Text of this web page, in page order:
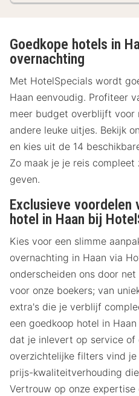
Goedkope hotels in
overnachting
Met HotelSpecials wordt
Haan eenvoudig. Profiteer
meer budget overblijft voor
andere leuke uitjes. Bekijk
en kies uit de 14
Zo maak je je reis
geven.
Exclusieve voordelen
hotel in Haan bij
Kies voor een slimme
overnachting in Haan via
onderscheiden ons door
voor onze boekers; van
extra's die je verblijf
een goedkoop hotel in
dat je inlevert op service of
overzichtelijke filters vind
prijs-kwaliteitverhouding
Vertrouw op onze expertise